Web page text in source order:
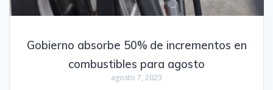
Gobierno absorbe 50% de incrementos en
combustibles para agosto
agosto 7, 2023